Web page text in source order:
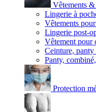
Vêtements
Lingerie à
Vêtements
Lingerie post-
Vêtement pour
Ceinture, panty
Panty,
Protection